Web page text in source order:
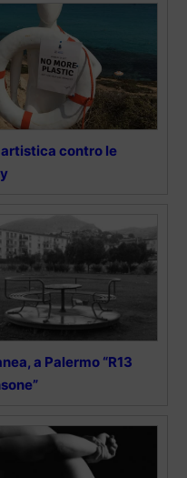
artistica contro le
a Palermo “R13